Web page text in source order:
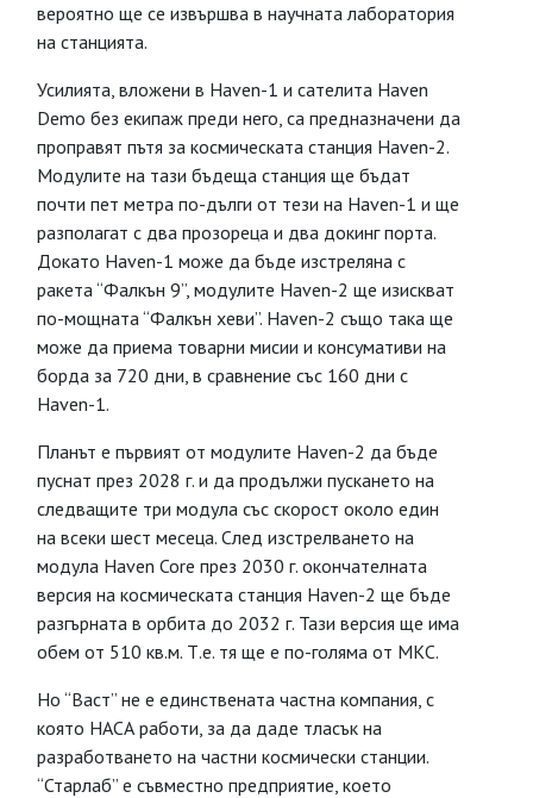
вероятно ще се извършва в научната лаборатория
на станцията.
Усилията, вложени в Haven-1 и сателита Haven
Demo без екипаж преди него, са предназначени да
проправят пътя за космическата станция Haven-2.
Модулите на тази бъдеща станция ще бъдат
почти пет метра по-дълги от тези на Haven-1 и ще
разполагат с два прозореца и два докинг порта.
Докато Haven-1 може да бъде изстреляна с
ракета “Фалкън 9”, модулите Haven-2 ще изискват
по-мощната “Фалкън хеви”. Haven-2 също така ще
може да приема товарни мисии и консумативи на
борда за 720 дни, в сравнение със 160 дни с
Haven-1.
Планът е първият от модулите Haven-2 да бъде
пуснат през 2028 г. и да продължи пускането на
следващите три модула със скорост около един
на всеки шест месеца. След изстрелването на
модула Haven Core през 2030 г. окончателната
версия на космическата станция Haven-2 ще бъде
разгърната в орбита до 2032 г. Тази версия ще има
обем от 510 кв.м. Т.е. тя ще е по-голяма от МКС.
Но “Васт” не е единствената частна компания, с
която НАСА работи, за да даде тласък на
разработването на частни космически станции.
“Старлаб” е съвместно предприятие, което